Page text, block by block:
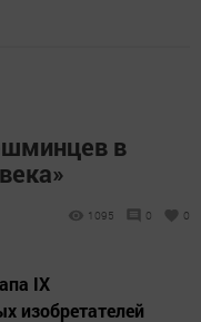
в
1095 0 0
IX
изобретателей